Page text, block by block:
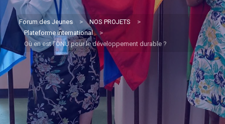
Forum des Jeunes > NOS PROJETS
>
Plateforme international
>
Où en est l’ONU pour le développement durable ?